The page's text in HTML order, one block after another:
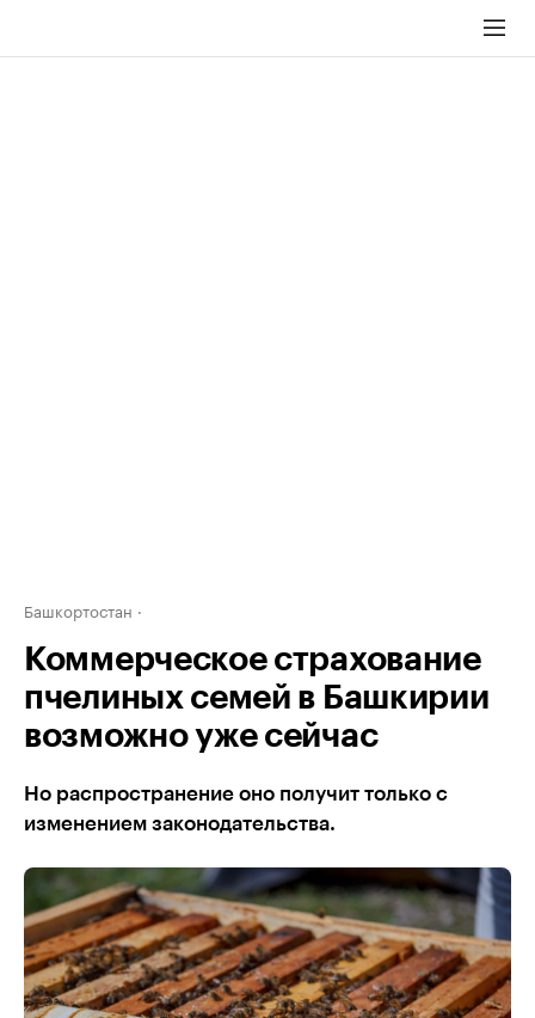
Башкортостан
Коммерческое страхование
пчелиных семей в Башкирии
возможно уже сейчас
Но распространение оно получит только с
изменением законодательства.